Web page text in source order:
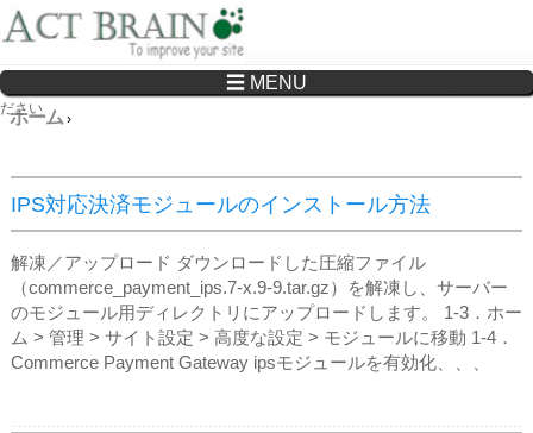
Drupalサイトの制作・保守をどこに頼んでいいか分からない方へ…まずはご相談く
ださい
☰ MENU
ホーム›
IPS対応決済モジュールのインストール方法
解凍／アップロード ダウンロードした圧縮ファイル
（commerce_payment_ips.7-x.9-9.tar.gz）を解凍し、サーバー
のモジュール用ディレクトリにアップロードします。 1‐3．ホー
ム > 管理 > サイト設定 > 高度な設定 > モジュールに移動 1‐4．
Commerce Payment Gateway ipsモジュールを有効化、、、